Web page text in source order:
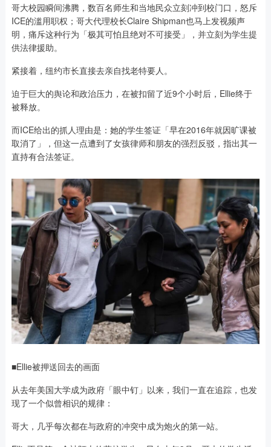
哥大校园瞬间沸腾，数百名师生和当地民众立刻冲到校门口，怒斥
ICE的滥用职权；哥大代理校长Claire Shipman也马上发视频声
明，痛斥这种行为「极其可怕且绝对不可接受」，并立刻为学生提
供法律援助。
紧接着，纽约市长直接去亲自找老特要人。
迫于巨大的舆论和政治压力，在被扣留了近9个小时后，Ellie终于
被释放。
而ICE给出的抓人理由是：她的学生签证「早在2016年就因旷课被
取消了」，但这一点遭到了女孩律师和朋友的强烈反驳，指出其一
直持有合法签证。
■Ellie被押送回去的画面
从去年美国大学成为政府「眼中钉」以来，我们一直在追踪，也发
现了一个似曾相识的规律：
哥大，几乎每次都在与政府的冲突中成为炮火的第一站。